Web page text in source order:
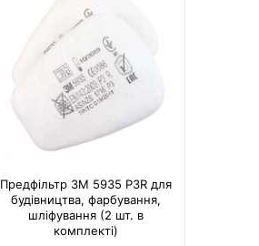
Предфільтр 3M 5935 P3R для
будівництва, фарбування,
шліфування (2 шт. в
комплекті)